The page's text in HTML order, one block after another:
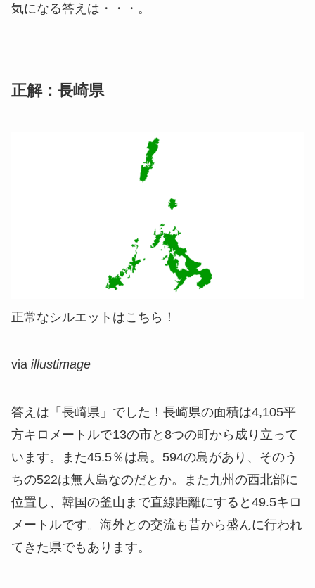
気になる答えは・・・。
正解：長崎県
正常なシルエットはこちら！
via illustimage
答えは「長崎県」でした！長崎県の面積は4,105平
方キロメートルで13の市と8つの町から成り立って
います。また45.5％は島。594の島があり、そのう
ちの522は無人島なのだとか。また九州の西北部に
位置し、韓国の釜山まで直線距離にすると49.5キロ
メートルです。海外との交流も昔から盛んに行われ
てきた県でもあります。